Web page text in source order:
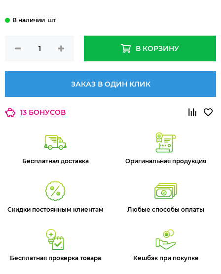
шт
В КОРЗИНУ
ЗАКАЗ В ОДИН КЛИК
13 БОНУСОВ
Бесплатная доставка Оригинальная продукция
Скидки постоянным клиентам Любые способы оплаты
Бесплатная проверка товара Кешбэк при покупке